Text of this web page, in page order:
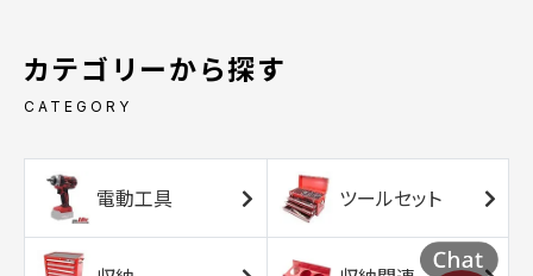
カテゴリーから探す
CATEGORY
電動工具 ツールセット